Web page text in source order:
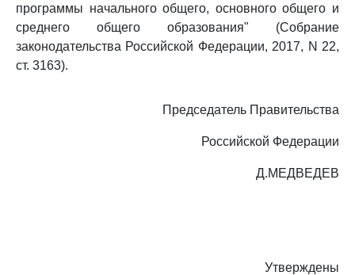
программы начального общего, основного общего и
среднего общего образования" (Собрание
законодательства Российской Федерации, 2017, N 22,
ст. 3163).
Председатель Правительства
Российской Федерации
Д.МЕДВЕДЕВ
Утверждены